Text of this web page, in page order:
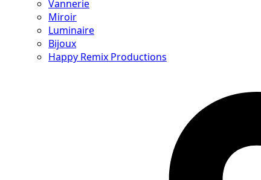
Vannerie
Miroir
Luminaire
Bijoux
Happy Remix Productions